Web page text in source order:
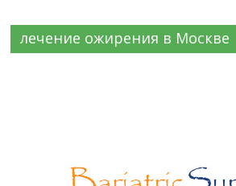
02.03.2026
No
лечение ожирения в Москве